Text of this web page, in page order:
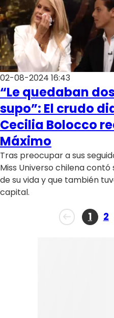
02-08-2024 16:43
“Le quedaban
supo”: El crudo
Cecilia Bolocco
Máximo
Tras preocupar a sus
Miss Universo chilena
de su vida y que también
capital.